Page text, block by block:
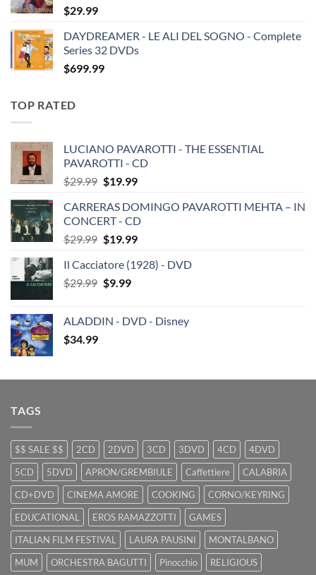
$29.99
DAYDREAMER - LE ALI DEL SOGNO - Complete
Series 32 DVDs
$699.99
TOP RATED
LUCIANO PAVAROTTI - THE ESSENTIAL
PAVAROTTI - CD
$29.99 Original
was:
$29.99.
$19.99Current
is:
$19.99.
CARRERAS DOMINGO PAVAROTTI MEHTA – IN
CONCERT - CD
$29.99 Original
was:
$29.99.
$19.99Current
is:
Il Cacciatore (1928) - DVD
$29.99 Original
$29.99.
$9.99Current
$9.99.
ALADDIN - DVD - Disney
$34.99
TAGS
$$ SALE $$ 2CD 2DVD 3CD 3DVD 4CD
4DVD
5CD
5DVD APRON/GREMBIULE Caffettiere
CALABRIA
CD+DVD
CINEMA AMORE COOKING
CORNO/KEYRING
EDUCATIONAL
EROS RAMAZZOTTI
GAMES
ITALIAN FILM FESTIVAL
LAURA PAUSINI
MONTALBANO
MUM
ORCHESTRA BAGUTTI Pinocchio RELIGIOUS